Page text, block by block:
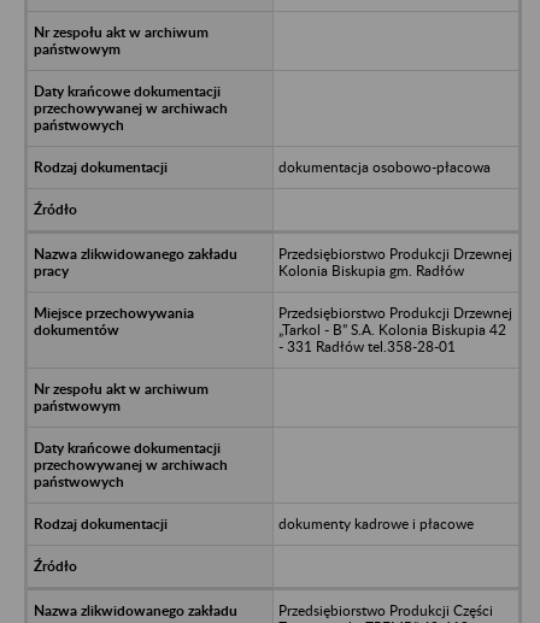
dokumentacja osobowo-płacowa
Przedsiębiorstwo Produkcji Drzewnej
Kolonia Biskupia gm. Radłów
Przedsiębiorstwo Produkcji Drzewnej
„Tarkol - B” S.A. Kolonia Biskupia 42
- 331 Radłów tel.358-28-01
dokumenty kadrowe i płacowe
Przedsiębiorstwo Produkcji Części